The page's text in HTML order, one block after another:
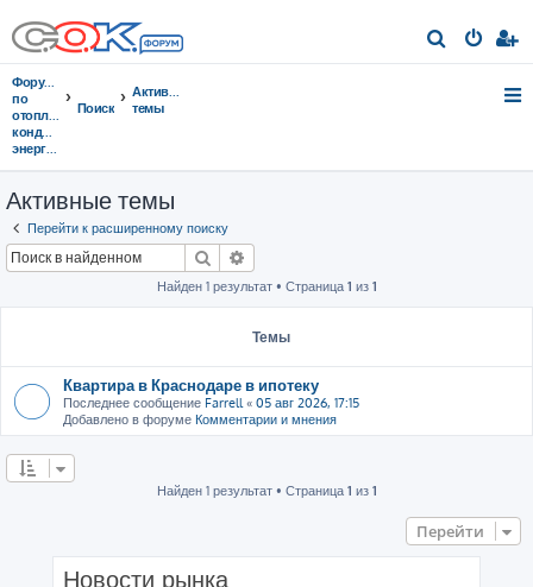
о
Форумы
по
отоплению,
кондиционированию,
энергосбережению
Поиск
Активные
темы
Активные темы
Перейти к расширенному поиску
Поиск
Найден 1 результат • Страница 1 из 1
Темы
Квартира в Краснодаре в ипотеку
Последнее сообщение Farrell « 05 авг 2026, 17:15
Добавлено в форуме Комментарии и мнения
Найден 1 результат • Страница 1 из 1
Перейти
Новости рынка